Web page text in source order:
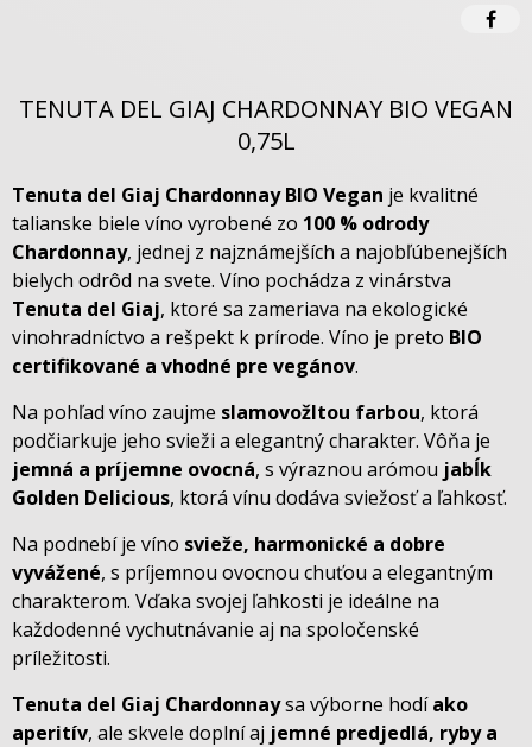
TENUTA DEL GIAJ CHARDONNAY BIO VEGAN
0,75L
Tenuta del Giaj Chardonnay BIO Vegan je kvalitné
talianske biele víno vyrobené zo 100 % odrody
Chardonnay, jednej z najznámejších a najobľúbenejších
bielych odrôd na svete. Víno pochádza z vinárstva
Tenuta del Giaj, ktoré sa zameriava na ekologické
vinohradníctvo a rešpekt k prírode. Víno je preto BIO
certifikované a vhodné pre vegánov.
Na pohľad víno zaujme slamovožltou farbou, ktorá
podčiarkuje jeho svieži a elegantný charakter. Vôňa je
jemná a príjemne ovocná, s výraznou arómou jabĺk
Golden Delicious, ktorá vínu dodáva sviežosť a ľahkosť.
Na podnebí je víno svieže, harmonické a dobre
vyvážené, s príjemnou ovocnou chuťou a elegantným
charakterom. Vďaka svojej ľahkosti je ideálne na
každodenné vychutnávanie aj na spoločenské
príležitosti.
Tenuta del Giaj Chardonnaysa výborne hodíako
aperitív, ale skvele doplní aj jemné predjedlá, ryby a